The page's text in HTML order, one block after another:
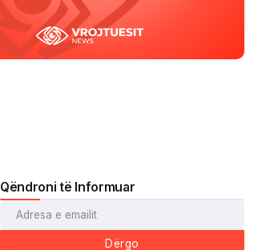
Qëndroni të Informuar
Dërgo